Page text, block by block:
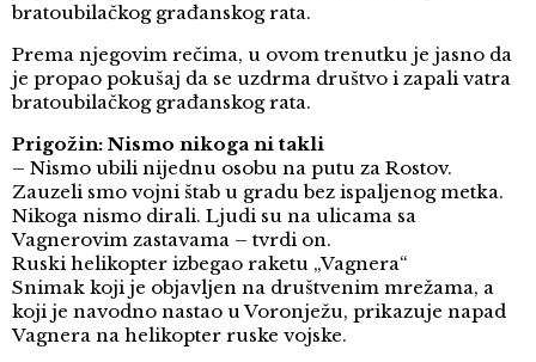
bratoubilačkog građanskog rata.
Prema njegovim rečima, u ovom trenutku je jasno da
je propao pokušaj da se uzdrma društvo i zapali vatra
bratoubilačkog građanskog rata.
​Prigožin: Nismo nikoga ni takli
– Nismo ubili nijednu osobu na putu za Rostov.
Zauzeli smo vojni štab u gradu bez ispaljenog metka.
Nikoga nismo dirali. Ljudi su na ulicama sa
Vagnerovim zastavama – tvrdi on.
Ruski helikopter izbegao raketu „Vagnera“
Snimak koji je objavljen na društvenim mrežama, a
koji je navodno nastao u Voronježu, prikazuje napad
Vagnera na helikopter ruske vojske.